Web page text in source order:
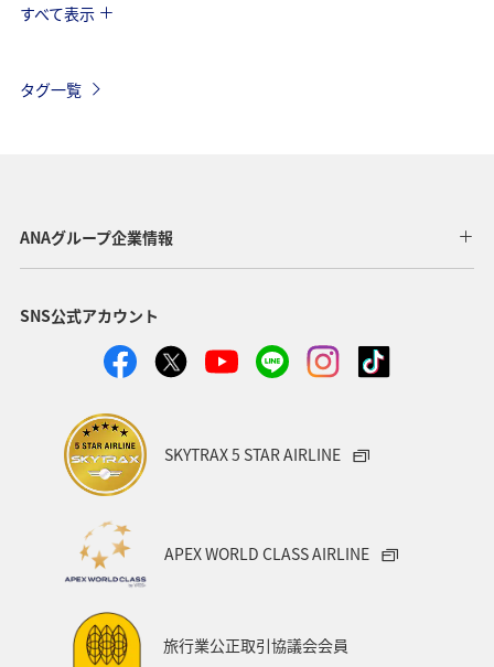
京都府
海 ブリ マアジ アオリイカ 冬
イワナ
すべて表示
タグ一覧
ANAグループ企業情報
SNS公式アカウント
SKYTRAX 5 STAR AIRLINE
APEX WORLD CLASS AIRLINE
旅行業公正取引協議会会員